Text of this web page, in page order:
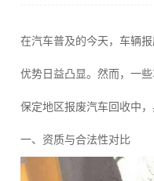
在汽车普及的今天，车辆
优势日益凸显。然而，一
保定地区报废汽车回收中
一、资质与合法性对比